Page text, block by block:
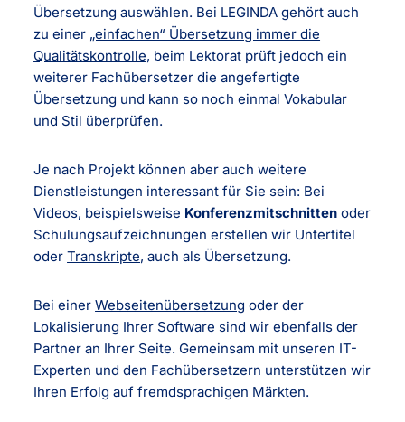
Übersetzung auswählen. Bei LEGINDA gehört auch
zu einer „einfachen“ Übersetzung immer die
Qualitätskontrolle, beim Lektorat prüft jedoch ein
weiterer Fachübersetzer die angefertigte
Übersetzung und kann so noch einmal Vokabular
und Stil überprüfen.
Je nach Projekt können aber auch weitere
Dienstleistungen interessant für Sie sein: Bei
Videos, beispielsweise Konferenzmitschnitten oder
Schulungsaufzeichnungen erstellen wir Untertitel
oderTranskripte, auch als Übersetzung.
Bei einerWebseitenübersetzung oder der
Lokalisierung Ihrer Software sind wir ebenfalls der
Partner an Ihrer Seite. Gemeinsam mit unseren IT-
Experten und den Fachübersetzern unterstützen wir
Ihren Erfolg auf fremdsprachigen Märkten.